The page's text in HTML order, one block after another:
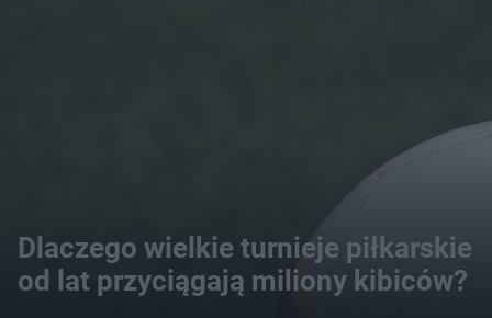
Dlaczego wielkie turnieje piłkarskie
od lat przyciągają miliony kibiców?